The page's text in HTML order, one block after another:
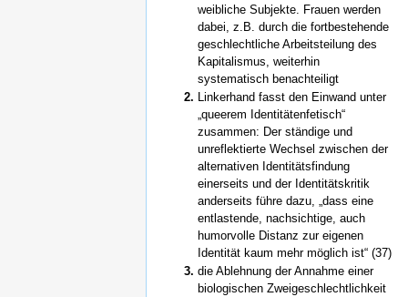
weibliche Subjekte. Frauen werden
dabei, z.B. durch die fortbestehende
geschlechtliche Arbeitsteilung des
Kapitalismus, weiterhin
systematisch benachteiligt
Linkerhand fasst den Einwand unter
„queerem Identitätenfetisch“
zusammen: Der ständige und
unreflektierte Wechsel zwischen der
alternativen Identitätsfindung
einerseits und der Identitätskritik
anderseits führe dazu, „dass eine
entlastende, nachsichtige, auch
humorvolle Distanz zur eigenen
Identität kaum mehr möglich ist“ (37)
die Ablehnung der Annahme einer
biologischen Zweigeschlechtlichkeit